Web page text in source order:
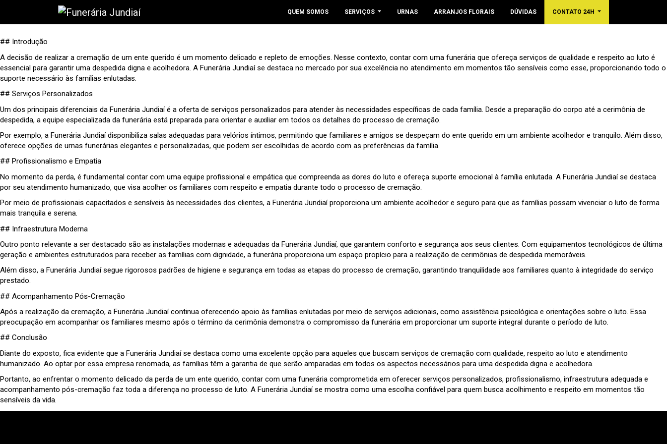
QUEM SOMOS SERVIÇOS URNAS ARRANJOS FLORAIS DÚVIDAS CONTATO 24H
## Introdução
A decisão de realizar a cremação de um ente querido é um momento delicado e repleto de emoções. Nesse contexto, contar com uma funerária que ofereça serviços de qualidade e respeito ao luto é
essencial para garantir uma despedida digna e acolhedora. A Funerária Jundiaí se destaca no mercado por sua excelência no atendimento em momentos tão sensíveis como esse, proporcionando todo o
suporte necessário às famílias enlutadas.
## Serviços Personalizados
Um dos principais diferenciais da Funerária Jundiaí é a oferta de serviços personalizados para atender às necessidades específicas de cada família. Desde a preparação do corpo até a cerimônia de
despedida, a equipe especializada da funerária está preparada para orientar e auxiliar em todos os detalhes do processo de cremação.
Por exemplo, a Funerária Jundiaí disponibiliza salas adequadas para velórios íntimos, permitindo que familiares e amigos se despeçam do ente querido em um ambiente acolhedor e tranquilo. Além disso,
oferece opções de urnas funerárias elegantes e personalizadas, que podem ser escolhidas de acordo com as preferências da família.
## Profissionalismo e Empatia
No momento da perda, é fundamental contar com uma equipe profissional e empática que compreenda as dores do luto e ofereça suporte emocional à família enlutada. A Funerária Jundiaí se destaca
por seu atendimento humanizado, que visa acolher os familiares com respeito e empatia durante todo o processo de cremação.
Por meio de profissionais capacitados e sensíveis às necessidades dos clientes, a Funerária Jundiaí proporciona um ambiente acolhedor e seguro para que as famílias possam vivenciar o luto de forma
mais tranquila e serena.
## Infraestrutura Moderna
Outro ponto relevante a ser destacado são as instalações modernas e adequadas da Funerária Jundiaí, que garantem conforto e segurança aos seus clientes. Com equipamentos tecnológicos de última
geração e ambientes estruturados para receber as famílias com dignidade, a funerária proporciona um espaço propício para a realização de cerimônias de despedida memoráveis.
Além disso, a Funerária Jundiaí segue rigorosos padrões de higiene e segurança em todas as etapas do processo de cremação, garantindo tranquilidade aos familiares quanto à integridade do serviço
prestado.
## Acompanhamento Pós-Cremação
Após a realização da cremação, a Funerária Jundiaí continua oferecendo apoio às famílias enlutadas por meio de serviços adicionais, como assistência psicológica e orientações sobre o luto. Essa
preocupação em acompanhar os familiares mesmo após o término da cerimônia demonstra o compromisso da funerária em proporcionar um suporte integral durante o período de luto.
## Conclusão
Diante do exposto, fica evidente que a Funerária Jundiaí se destaca como uma excelente opção para aqueles que buscam serviços de cremação com qualidade, respeito ao luto e atendimento
humanizado. Ao optar por essa empresa renomada, as famílias têm a garantia de que serão amparadas em todos os aspectos necessários para uma despedida digna e acolhedora.
Portanto, ao enfrentar o momento delicado da perda de um ente querido, contar com uma funerária comprometida em oferecer serviços personalizados, profissionalismo, infraestrutura adequada e
acompanhamento pós-cremação faz toda a diferença no processo de luto. A Funerária Jundiaí se mostra como uma escolha confiável para quem busca acolhimento e respeito em momentos tão
sensíveis da vida.